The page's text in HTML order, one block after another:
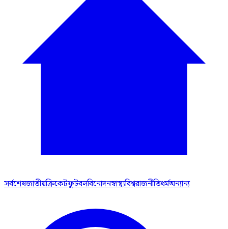
সর্বশেষজাতীয়ক্রিকেটফুটবলবিনোদনস্বাস্থ্যবিশ্বরাজনীতিধর্মঅন্যান্য